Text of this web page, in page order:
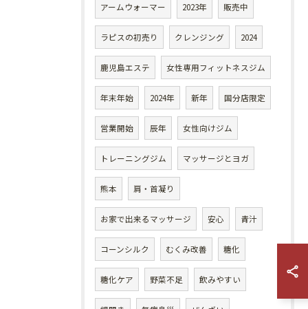
アームウォーマー 2023年 販売中
ラピスの初売り クレンジング 2024
鹿児島エステ 女性専用フィットネスジム
年末年始 2024年 新年 国分店限定
営業開始 辰年 女性向けジム
トレーニングジム マッサージとヨガ
熊本 肩・首凝り
お家で出来るマッサージ 安心 青汁
コーンシルク むくみ改善 糖化
糖化ケア 野菜不足 飲みやすい